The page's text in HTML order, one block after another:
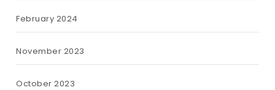
February 2024
November 2023
October 2023